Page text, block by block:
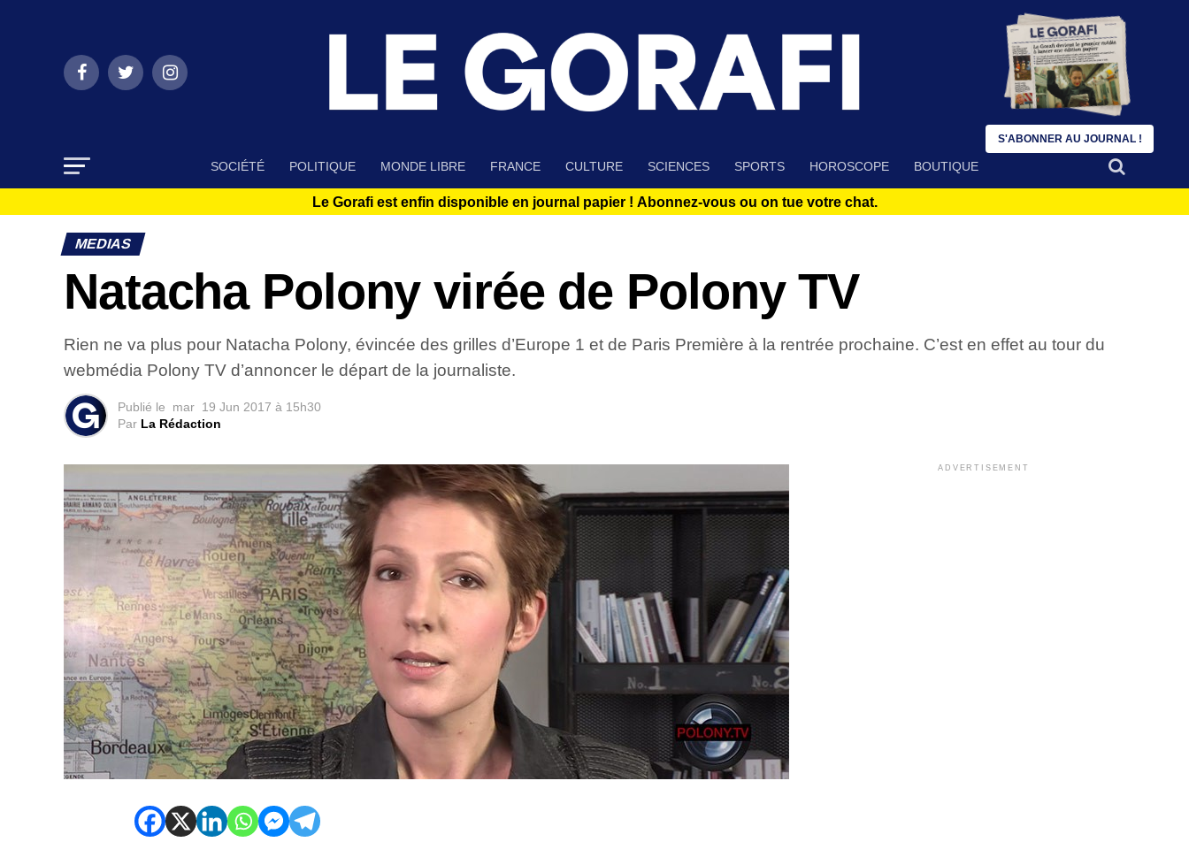
SOCIÉTÉ POLITIQUE MONDE LIBRE FRANCE CULTURE SCIENCES SPORTS HOROSCOPE BOUTIQUE
Le Gorafi est enfin disponible en journal papier ! Abonnez-vous ou on tue votre chat.
MEDIAS
Natacha Polony virée de Polony TV
Rien ne va plus pour Natacha Polony, évincée des grilles d’Europe 1 et de Paris Première à la rentrée prochaine. C’est en effet au tour du
webmédia Polony TV d’annoncer le départ de la journaliste.
Publié le mar 19 Jun 2017 à 15h30
Par La Rédaction
ADVERTISEMENT
S'ABONNER AU JOURNAL !